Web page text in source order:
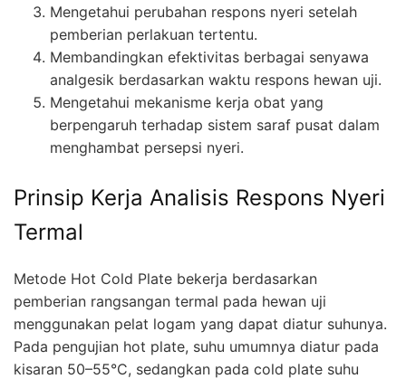
Mengetahui perubahan respons nyeri setelah
pemberian perlakuan tertentu.
Membandingkan efektivitas berbagai senyawa
analgesik berdasarkan waktu respons hewan uji.
Mengetahui mekanisme kerja obat yang
berpengaruh terhadap sistem saraf pusat dalam
menghambat persepsi nyeri.
Prinsip Kerja Analisis Respons Nyeri
Termal
Metode Hot Cold Plate bekerja berdasarkan
pemberian rangsangan termal pada hewan uji
menggunakan pelat logam yang dapat diatur suhunya.
Pada pengujian hot plate, suhu umumnya diatur pada
kisaran 50–55°C, sedangkan pada cold plate suhu